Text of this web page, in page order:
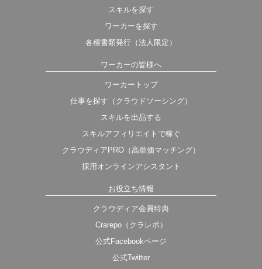
スキルを探す
ワーカーを探す
各種書類発行（法人限定）
ワーカーの皆様へ
ワーカートップ
仕事を探す（クラウドソーシング）
スキルを出品する
スキルアフィリエイトで稼ぐ
クラウディアPRO（高単価マッチング）
採用オンラインアシスタント
お役立ち情報
クラウディア会員特典
Crarepo（クラレポ）
公式Facebookページ
公式Twitter